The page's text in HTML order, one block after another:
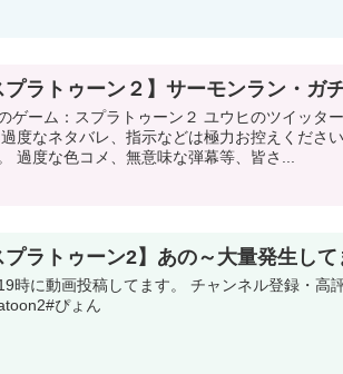
プラトゥーン２】サーモンラン・ガ
ゲーム：スプラトゥーン２ ユウヒのツイッ
度なネタバレ、指示などは極力お控えくださ
過度な色コメ、無意味な弾幕等、皆さ...
プラトゥーン2】あの～大量発生して
時に動画投稿してます。 チャンネル登録・高
ぴょん